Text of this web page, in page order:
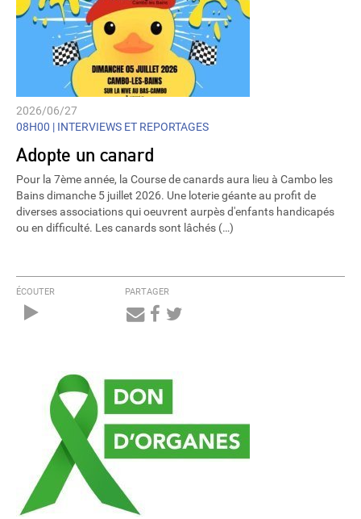
2026/06/27
08H00 | INTERVIEWS ET REPORTAGES
Adopte un canard
Pour la 7ème année, la Course de canards aura lieu à Cambo les
Bains dimanche 5 juillet 2026. Une loterie géante au profit de
diverses associations qui oeuvrent aurpès d'enfants handicapés
ou en difficulté. Les canards sont lâchés (…)
ÉCOUTER PARTAGER